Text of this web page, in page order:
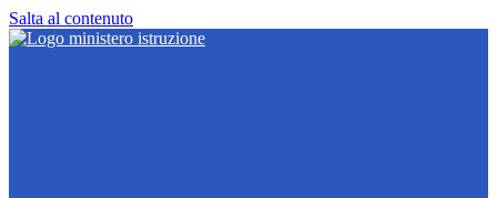
Salta al contenuto